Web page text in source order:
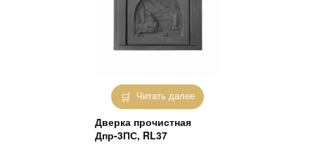
Читать далее
Дверка прочистная
Дпр-3ПС, RL37